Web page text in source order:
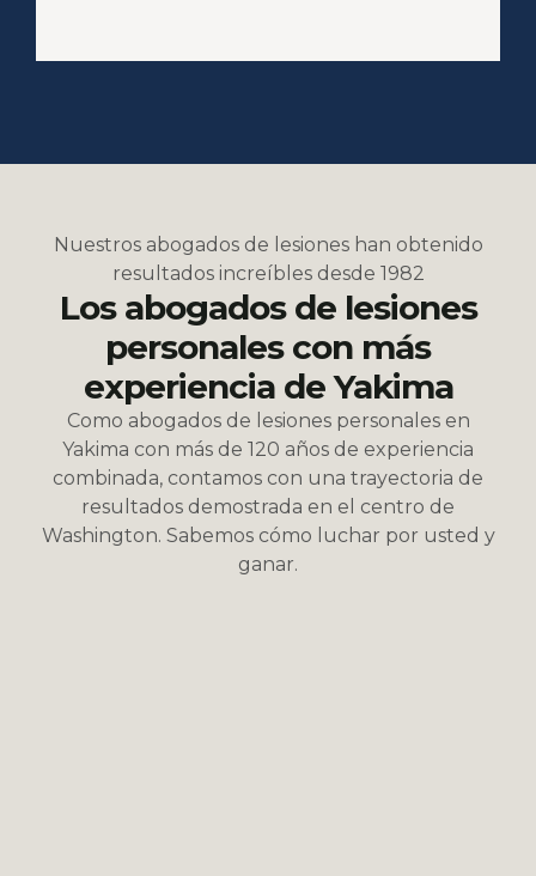
Nuestros abogados de lesiones han obtenido
resultados increíbles desde 1982
Los abogados de lesiones
personales con más
experiencia de Yakima
Como abogados de lesiones personales en
Yakima con más de 120 años de experiencia
combinada, contamos con una trayectoria de
resultados demostrada en el centro de
Washington. Sabemos cómo luchar por usted y
ganar.